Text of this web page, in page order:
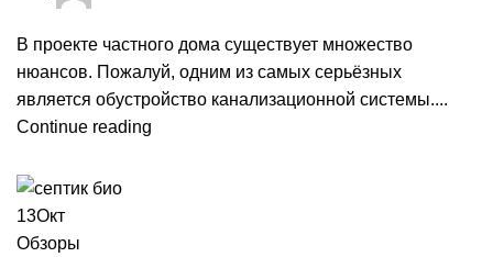
В проекте частного дома существует множество
нюансов. Пожалуй, одним из самых серьёзных
является обустройство канализационной системы....
Continue reading
13Окт
Обзоры